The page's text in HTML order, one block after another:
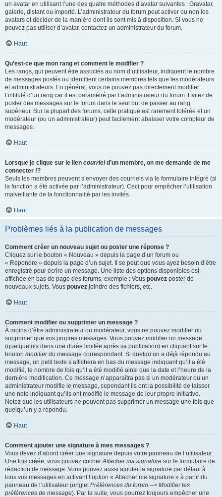
un avatar en utilisant l’une des quatre méthodes d’avatar suivantes : Gravatar,
galerie, distant ou importé. L’administrateur du forum peut activer ou non les
avatars et décider de la manière dont ils sont mis à disposition. Si vous ne
pouvez pas utiliser d’avatar, contactez un administrateur du forum.
Haut
Qu’est-ce que mon rang et comment le modifier ?
Les rangs, qui peuvent être associés au nom d’utilisateur, indiquent le nombre
de messages postés ou identifient certains membres tels que les modérateurs
et administrateurs. En général, vous ne pouvez pas directement modifier
l’intitulé d’un rang car il est paramétré par l’administrateur du forum. Évitez de
poster des messages sur le forum dans le seul but de passer au rang
supérieur. Sur la plupart des forums, cette pratique est rarement tolérée et un
modérateur (ou un administrateur) peut facilement abaisser votre compteur de
messages.
Haut
Lorsque je clique sur le lien courrield’un membre, on me demande de me
connecter !?
Seuls les membres peuvent s’envoyer des courriels via le formulaire intégré (si
la fonction a été activée par l’administrateur). Ceci pour empêcher l’utilisation
malveillante de la fonctionnalité par les invités.
Haut
Problèmes liés à la publication de messages
Comment créer un nouveau sujet ou poster une réponse ?
Cliquez sur le bouton « Nouveau » depuis la page d’un forum ou
« Répondre » depuis la page d’un sujet. Il se peut que vous ayez besoin d’être
enregistré pour écrire un message. Une liste des options disponibles est
affichée en bas de page des forums, exemple : Vous pouvez poster de
nouveaux sujets, Vous pouvez joindre des fichiers, etc.
Haut
Comment modifier ou supprimer un message ?
À moins d’être administrateur ou modérateur, vous ne pouvez modifier ou
supprimer que vos propres messages. Vous pouvez modifier un message
(quelquefois dans une durée limitée après sa publication) en cliquant sur le
bouton modifierdu message correspondant. Si quelqu’un a déjà répondu au
message, un petit texte s’affichera en bas du message indiquant qu’il a été
modifié, le nombre de fois qu’il a été modifié ainsi que la date et l’heure de la
dernière modification. Ce message n’apparaîtra pas si un modérateur ou un
administrateur modifie le message, cependant ils ont la possibilité de laisser
une note indiquant qu’ils ont modifié le message de leur propre initiative.
Notez que les utilisateurs ne peuvent pas supprimer un message une fois que
quelqu’un y a répondu.
Haut
Comment ajouter une signature à mes messages ?
Vous devez d’abord créer une signature depuis votre panneau de l’utilisateur.
Une fois créée, vous pouvez cocherAttacher ma signature sur le formulaire de
rédaction de message. Vous pouvez aussi ajouter la signature par défaut à
tous vos messages en activant l’option « Attacher ma signature » à partir du
panneau de l’utilisateur (ongletPréférences du forum --> Modifier les
préférences de message). Par la suite, vous pourrez toujours empêcher une